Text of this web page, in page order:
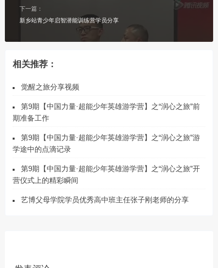
下一篇：
新乡站青少年启智潜能训练营学员分享
相关推荐：
觉醒之旅分享视频
第9期【中国力量·超能少年英雄游学营】之“润心之旅”前
期准备工作
第9期【中国力量·超能少年英雄游学营】之“润心之旅”游
学途中的点滴记录
第9期【中国力量·超能少年英雄游学营】之“润心之旅”开
营仪式上的精彩瞬间
艺博父母学院学员优秀高中班主任张子刚老师的分享